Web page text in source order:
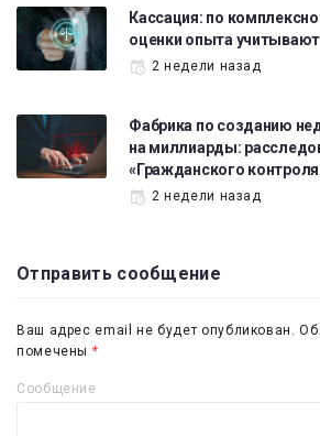
Кассация: по
оценки опыта
2 недели назад
Фабрика по созданию
на миллиарды:
«Гражданского
2 недели назад
Отправить сообщение
Ваш адрес email не будет опубликован.
помечены *
Сообщение